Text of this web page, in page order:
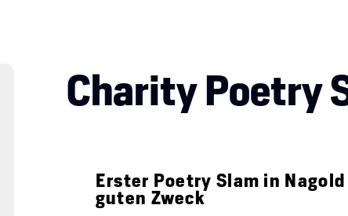
Charity Poetry
Erster Poetry Slam in
guten Zweck